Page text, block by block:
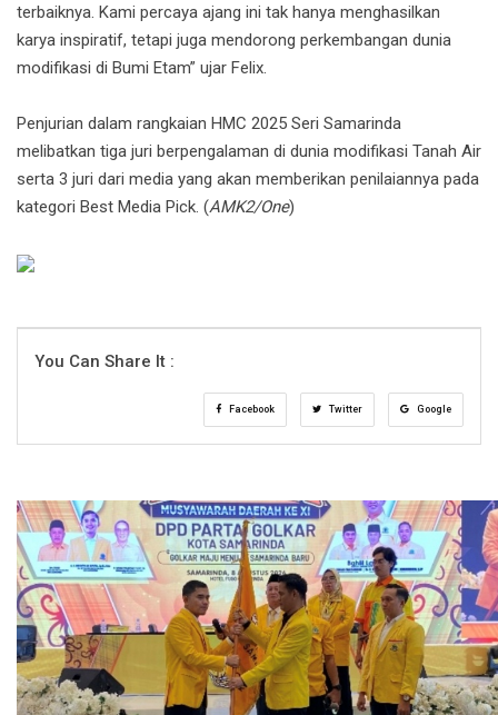
terbaiknya. Kami percaya ajang ini tak hanya menghasilkan
karya inspiratif, tetapi juga mendorong perkembangan dunia
modifikasi di Bumi Etam” ujar Felix.
Penjurian dalam rangkaian HMC 2025 Seri Samarinda
melibatkan tiga juri berpengalaman di dunia modifikasi Tanah Air
serta 3 juri dari media yang akan memberikan penilaiannya pada
kategori Best Media Pick. (AMK2/One)
You Can Share It :
Facebook Twitter Google